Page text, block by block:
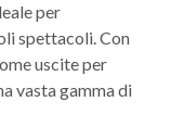
per
spettacoli. Con
uscite per
vasta gamma di